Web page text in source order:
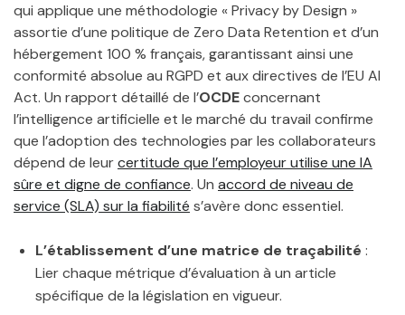
qui applique une méthodologie « Privacy by Design »
assortie d’une politique de Zero Data Retention et d’un
hébergement 100 % français, garantissant ainsi une
conformité absolue au RGPD et aux directives de l’EU AI
Act. Un rapport détaillé de l’OCDEconcernant
l’intelligence artificielle et le marché du travail confirme
que l’adoption des technologies par les collaborateurs
dépend de leurcertitude que l’employeur utilise une IA
sûre et digne de confiance. Un accord de niveau de
service (SLA) sur la fiabilité s’avère donc essentiel.
L’établissement d’une matrice de traçabilité :
Lier chaque métrique d’évaluation à un article
spécifique de la législation en vigueur.